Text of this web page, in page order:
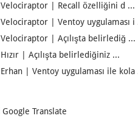
Velociraptor | Recall özelliğini d ...
Velociraptor | Ventoy uygulaması i
Velociraptor | Açılışta belirlediğ ...
Hızır | Açılışta belirlediğiniz ...
Erhan | Ventoy uygulaması ile kola
Google Translate